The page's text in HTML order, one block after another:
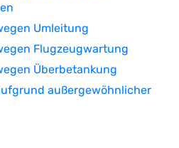
Umleitung
Flugzeugwartung
Überbetankung
außergewöhnlicher